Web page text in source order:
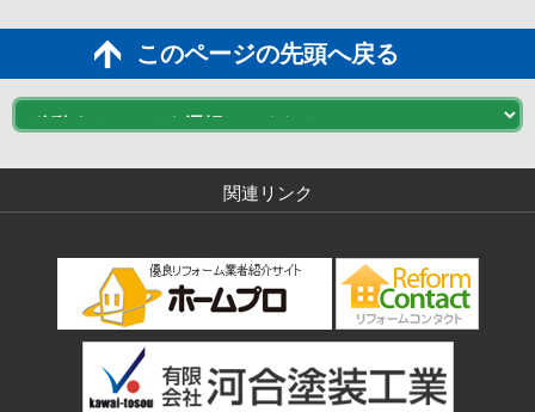
このページの先頭へ戻る
関連リンク